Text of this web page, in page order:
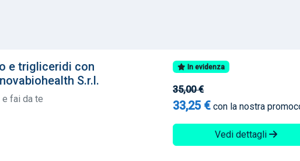
e trigliceridi con
S.r.l.
fai da te
In evidenza
35,00 €
33,25 € con la nostra
Vedi dettagli